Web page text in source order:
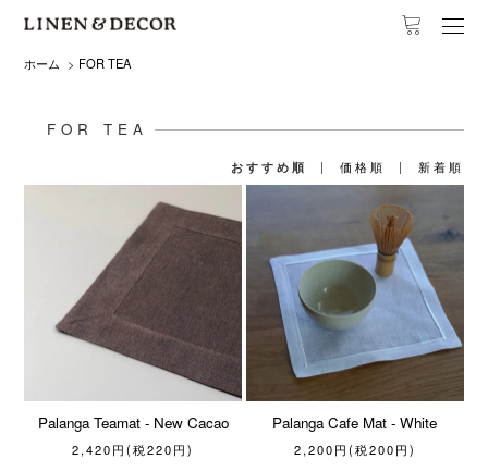
ホーム > FOR TEA
FOR TEA
おすすめ順 | 価格順 | 新着順
Palanga Teamat - New Cacao
2,420円(税220円)
Palanga Cafe Mat - White
2,200円(税200円)